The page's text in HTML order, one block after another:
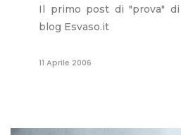
Il primo post di "prova"
blog Esvaso.it
11 Aprile 2006